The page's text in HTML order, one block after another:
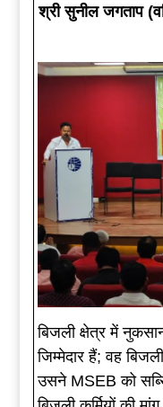
श्री सुनील जगताप
बिजली क्षेत्र में
जिम्मेदार हैं; वह
उसने MSEB को